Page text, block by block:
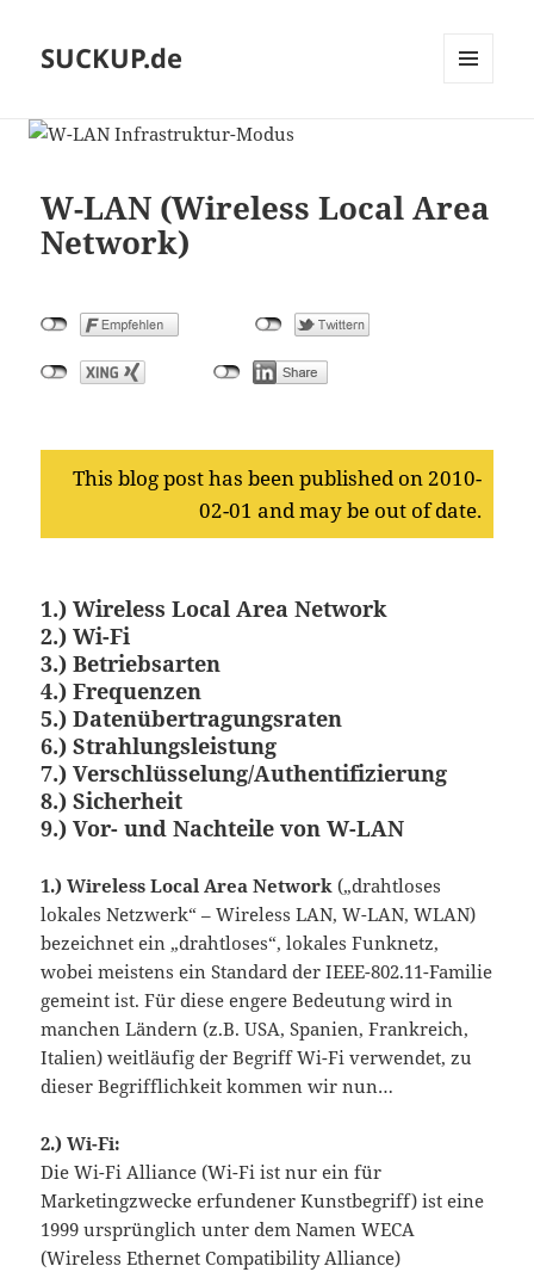
SUCKUP.de
W-LAN (Wireless Local Area
Network)
This blog post has been published on 2010-
02-01 and may be out of date.
1.) Wireless Local Area Network
2.) Wi-Fi
3.) Betriebsarten
4.) Frequenzen
5.) Datenübertragungsraten
6.) Strahlungsleistung
7.) Verschlüsselung/Authentifizierung
8.) Sicherheit
9.) Vor- und Nachteile von W-LAN
1.) Wireless Local Area Network („drahtloses
lokales Netzwerk“ – Wireless LAN, W-LAN, WLAN)
bezeichnet ein „drahtloses“, lokales Funknetz,
wobei meistens ein Standard der IEEE-802.11-Familie
gemeint ist. Für diese engere Bedeutung wird in
manchen Ländern (z.B. USA, Spanien, Frankreich,
Italien) weitläufig der Begriff Wi-Fi verwendet, zu
dieser Begrifflichkeit kommen wir nun…
2.) Wi-Fi:
Die Wi-Fi Alliance (Wi-Fi ist nur ein für
Marketingzwecke erfundener Kunstbegriff) ist eine
1999 ursprünglich unter dem Namen WECA
(Wireless Ethernet Compatibility Alliance)